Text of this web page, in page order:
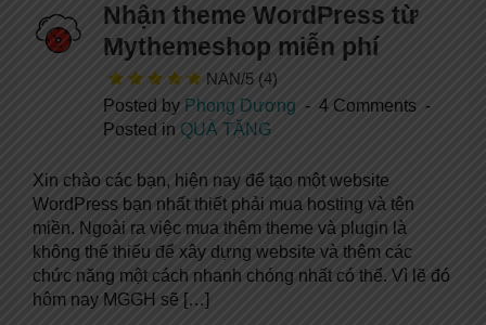
Nhận theme WordPress từ
Mythemeshop miễn phí
NAN/5 (4)
Posted by Phong Dương
4 Comments
Posted in QUÀ TẶNG
Xin chào các bạn, hiện nay để tạo một website
WordPress bạn nhất thiết phải mua hosting và tên
miền. Ngoài ra việc mua thêm theme và plugin là
không thể thiếu để xây dựng website và thêm các
chức năng một cách nhanh chóng nhất có thể. Vì lẽ đó
hôm nay MGGH sẽ […]